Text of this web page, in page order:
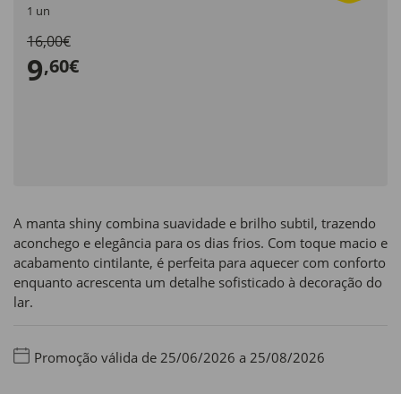
1 un
16,00€
9,60€
A manta shiny combina suavidade e brilho subtil, trazendo
aconchego e elegância para os dias frios. Com toque macio e
acabamento cintilante, é perfeita para aquecer com conforto
enquanto acrescenta um detalhe sofisticado à decoração do
lar.
Promoção válida de 25/06/2026 a 25/08/2026